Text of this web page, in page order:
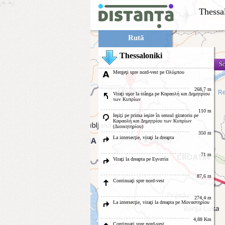
/* */
Thessaloniki
Mergeţi spre nord-vest pe Ολύμπου
268,7 m
Viraţi uşor la stânga pe Καραολή και Δημητρίου
των Κυπρίων
110 m
Ieşiţi pe prima ieşire în sensul giratoriu pe
Καραολή και Δημητρίου των Κυπρίων
(Διοικητηρίου)
350 m
La intersecţie, viraţi la dreapta
71 m
Viraţi la dreapta pe Εγνατία
87,6 m
Continuaţi spre nord-vest
274,4 m
La intersecţie, viraţi la dreapta pe Μοναστηρίου
4,88 Km
Continuaţi spre nord-vest
Rută